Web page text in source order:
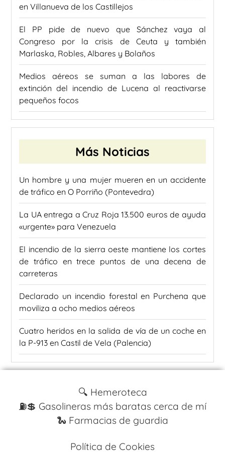
en Villanueva de los Castillejos
El PP pide de nuevo que Sánchez vaya al
Congreso por la crisis de Ceuta y también
Marlaska, Robles, Albares y Bolaños
Medios aéreos se suman a las labores de
extinción del incendio de Lucena al reactivarse
pequeños focos
Más Noticias
Un hombre y una mujer mueren en un accidente
de tráfico en O Porriño (Pontevedra)
La UA entrega a Cruz Roja 13.500 euros de ayuda
«urgente» para Venezuela
El incendio de la sierra oeste mantiene los cortes
de tráfico en trece puntos de una decena de
carreteras
Declarado un incendio forestal en Purchena que
moviliza a ocho medios aéreos
Cuatro heridos en la salida de vía de un coche en
la P-913 en Castil de Vela (Palencia)
🔍 Hemeroteca
⛽️💲 Gasolineras más baratas cerca de mí
🐍 Farmacias de guardia
Política de Cookies